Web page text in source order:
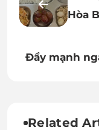
Hòa
Đẩy mạnh
Related